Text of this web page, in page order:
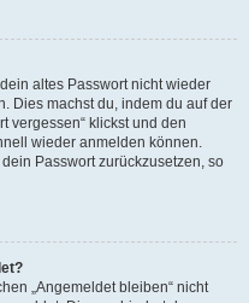
altes Passwort nicht wieder
Dies machst du, indem du auf der
vergessen“ klickst und den
wieder anmelden können.
Passwort zurückzusetzen, so
„Angemeldet bleiben“ nicht